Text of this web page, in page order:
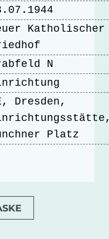
Katholischer
N
Dresden,
Platz